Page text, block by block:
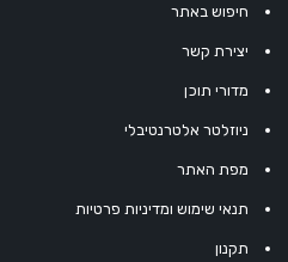
חיפוש באתר
יצירת קשר
מדורי תוכן
ניוזלטר אלטרנטיבלי
מפת האתר
תנאי שימוש ומדיניות פרטיות
תקנון